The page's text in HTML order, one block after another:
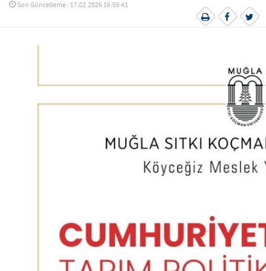
Son Güncelleme : 17.02.2026 16:59:41